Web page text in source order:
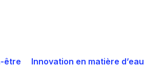
être Innovation en matière d’eau